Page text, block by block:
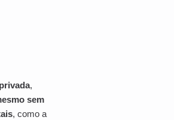
,
sem
, como a